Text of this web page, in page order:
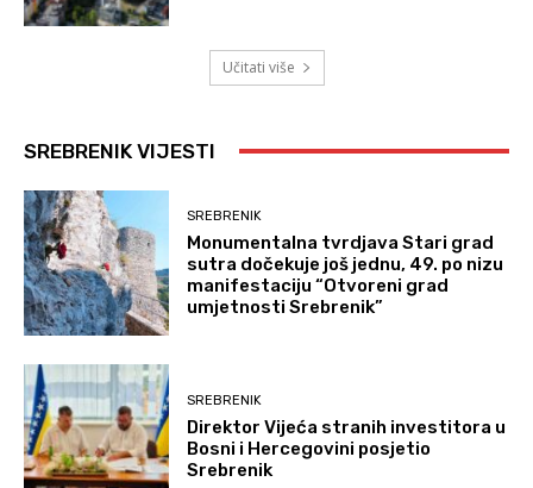
Učitati više
SREBRENIK VIJESTI
SREBRENIK
Monumentalna tvrdjava Stari grad
sutra dočekuje još jednu, 49. po nizu
manifestaciju “Otvoreni grad
umjetnosti Srebrenik”
SREBRENIK
Direktor Vijeća stranih investitora u
Bosni i Hercegovini posjetio
Srebrenik